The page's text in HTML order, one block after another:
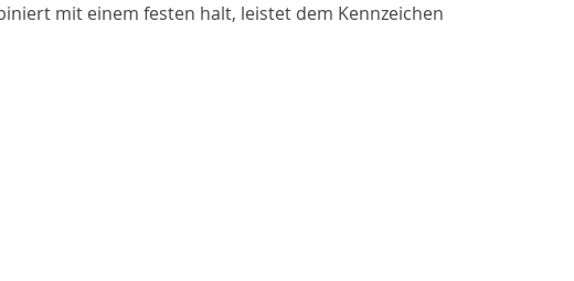
mit einem festen halt, leistet dem Kennzeichen